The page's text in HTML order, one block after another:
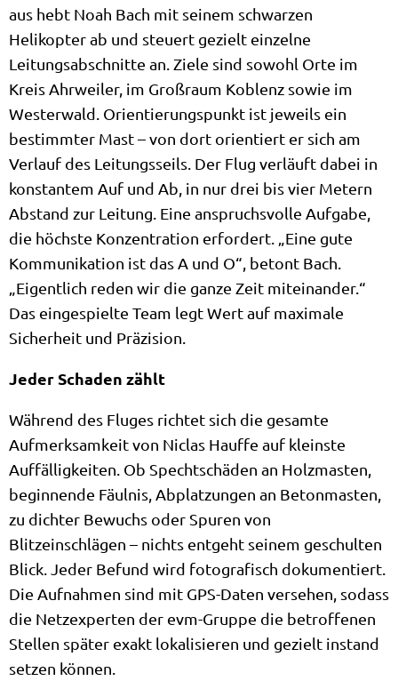
aus hebt Noah Bach mit seinem schwarzen
Helikopter ab und steuert gezielt einzelne
Leitungsabschnitte an. Ziele sind sowohl Orte im
Kreis Ahrweiler, im Großraum Koblenz sowie im
Westerwald. Orientierungspunkt ist jeweils ein
bestimmter Mast – von dort orientiert er sich am
Verlauf des Leitungsseils. Der Flug verläuft dabei in
konstantem Auf und Ab, in nur drei bis vier Metern
Abstand zur Leitung. Eine anspruchsvolle Aufgabe,
die höchste Konzentration erfordert. „Eine gute
Kommunikation ist das A und O“, betont Bach.
„Eigentlich reden wir die ganze Zeit miteinander.“
Das eingespielte Team legt Wert auf maximale
Sicherheit und Präzision.
Jeder Schaden zählt
Während des Fluges richtet sich die gesamte
Aufmerksamkeit von Niclas Hauffe auf kleinste
Auffälligkeiten. Ob Spechtschäden an Holzmasten,
beginnende Fäulnis, Abplatzungen an Betonmasten,
zu dichter Bewuchs oder Spuren von
Blitzeinschlägen – nichts entgeht seinem geschulten
Blick. Jeder Befund wird fotografisch dokumentiert.
Die Aufnahmen sind mit GPS-Daten versehen, sodass
die Netzexperten der evm-Gruppe die betroffenen
Stellen später exakt lokalisieren und gezielt instand
setzen können.